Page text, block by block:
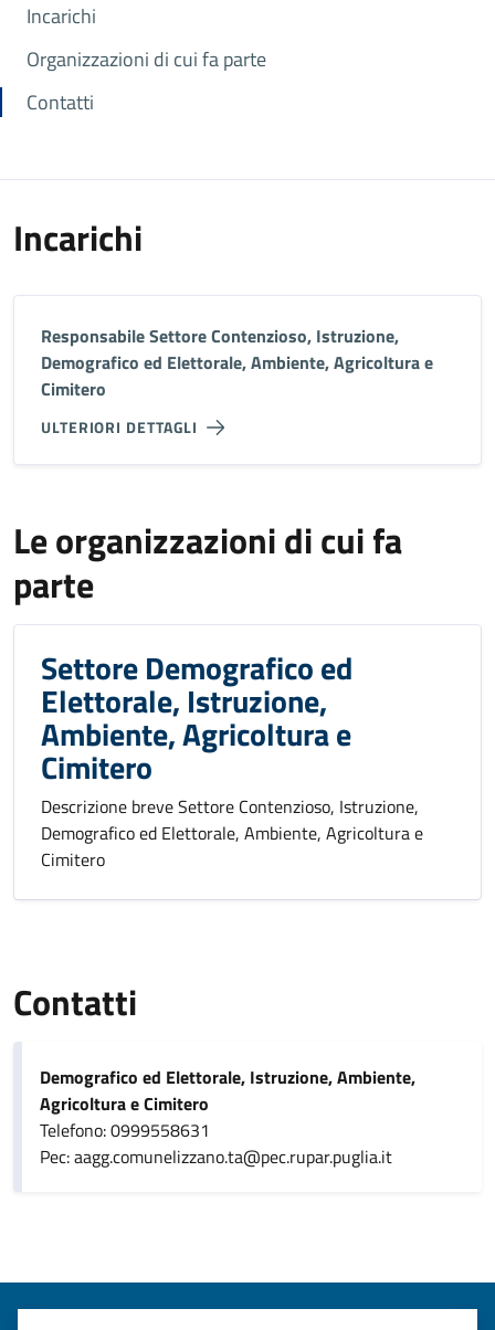
Incarichi
Organizzazioni di cui fa parte
Contatti
Incarichi
Responsabile Settore Contenzioso, Istruzione,
Demografico ed Elettorale, Ambiente, Agricoltura e
Cimitero
ULTERIORI DETTAGLI
Le organizzazioni di cui fa
parte
Settore Demografico ed
Elettorale, Istruzione,
Ambiente, Agricoltura e
Cimitero
Descrizione breve Settore Contenzioso, Istruzione,
Demografico ed Elettorale, Ambiente, Agricoltura e
Cimitero
Contatti
Demografico ed Elettorale, Istruzione, Ambiente,
Agricoltura e Cimitero
Telefono: 0999558631
Pec: aagg.comunelizzano.ta@pec.rupar.puglia.it